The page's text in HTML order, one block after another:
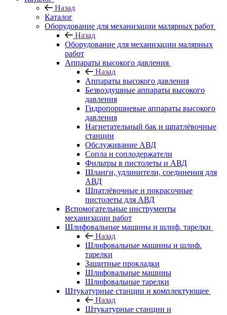
Назад
Каталог
Оборудование для механизации малярных работ
Назад
Оборудование для механизации малярных
работ
Аппараты высокого давления
Назад
Аппараты высокого давления
Безвоздушные аппараты высокого
давления
Гидропоршневые аппараты высокого
давления
Нагнетательный бак и шпатлёвочные
станции
Обслуживание АВД
Сопла и соплодержатели
Фильтры в пистолеты и АВД
Шланги, удлинители, соединения для
АВД
Шпатлёвочные и покрасочные
пистолеты для АВД
Вспомогательные инструменты
механизации работ
Шлифовальные машины и шлиф. тарелки
Назад
Шлифовальные машины и шлиф.
тарелки
Защитные прокладки
Шлифовальные машины
Шлифовальные тарелки
Штукатурные станции и комплектующее
Назад
Штукатурные станции и